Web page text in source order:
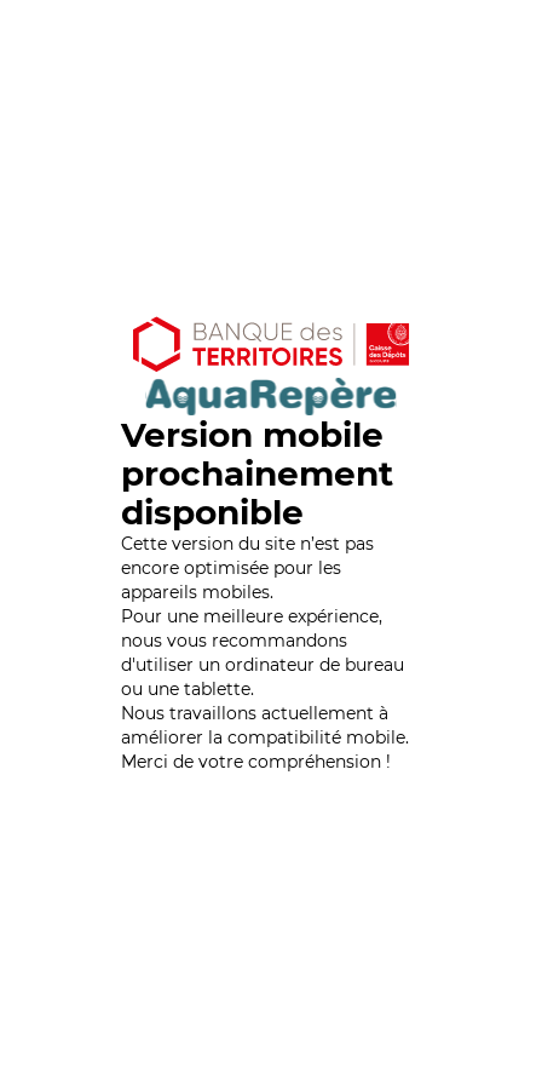
Version mobile
prochainement
disponible
Cette version du site n’est pas
encore optimisée pour les
appareils mobiles.
Pour une meilleure expérience,
nous vous recommandons
d'utiliser un ordinateur de bureau
ou une tablette.
Nous travaillons actuellement à
améliorer la compatibilité mobile.
Merci de votre compréhension !